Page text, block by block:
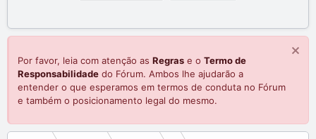
Por favor, leia com atenção as Regras e o Termo de
Responsabilidade do Fórum. Ambos lhe ajudarão a
entender o que esperamos em termos de conduta no Fórum
e também o posicionamento legal do mesmo.